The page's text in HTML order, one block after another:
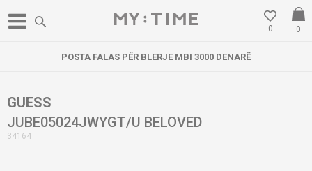
0
0
POSTA FALAS PËR BLERJE MBI 3000 DENARË
GUESS
JUBE05024JWYGT/U BELOVED
34164